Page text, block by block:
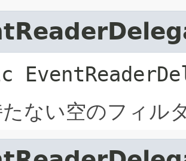
ない空のフィル